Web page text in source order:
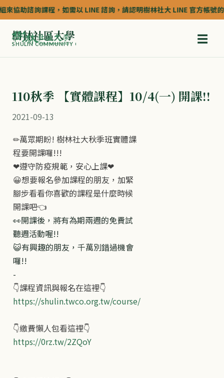
協助諮詢課程，如需以 LINE 諮詢，請認明樹林社大 LINE 官方帳號
樹林社區大學
SHULIN COMMUNITY COLLEGE ☰
110秋季 【實體課程】10/4(一) 開課!!
2021-09-13
✏萬眾期盼! 樹林社大秋季班實體課
程要開課囉!!!
❤遵守防疫規範，安心上課❤
😀想要報名參加課程的朋友，加緊
腳步看看你喜歡的課程是什麼時候
開課吧👈
👀開課後，將有為期兩週的免費試
聽週活動喔!!
😺有興趣的朋友，千萬別錯過機會
囉!!
-
👇課程資訊與報名在這裡👇
https://shulin.twco.org.tw/course/
👇繳費懶人包看這裡👇
https://0rz.tw/2ZQoY